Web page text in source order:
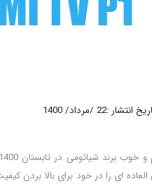
انتشار :22 /مرداد/ 1400
ای را در خود برای بالا بردن